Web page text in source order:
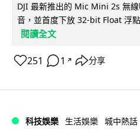
DJI 最新推出的 Mic Mini 2s 無
音，並首度下放 32-bit Float 浮
閱讀全文
251 1 ↗ 分享
科技娛樂 生活娛樂 城中熱話